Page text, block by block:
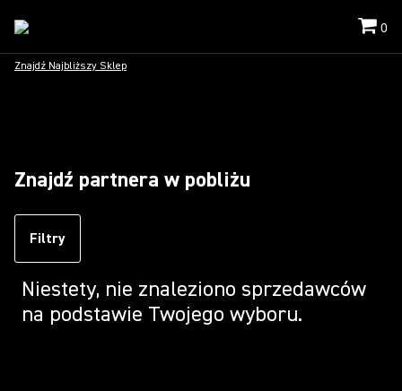
0
Znajdź Najbliższy Sklep
Znajdź partnera w pobliżu
Filtry
Niestety, nie znaleziono sprzedawców
na podstawie Twojego wyboru.